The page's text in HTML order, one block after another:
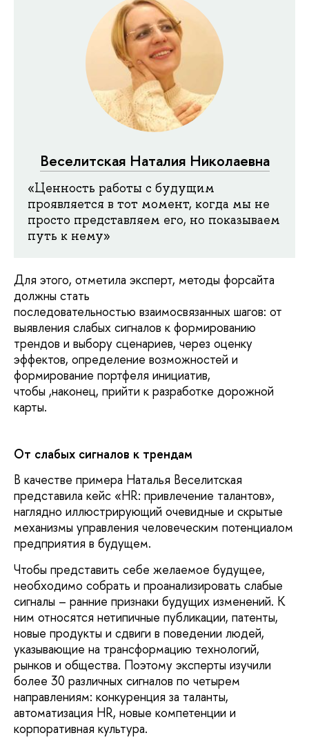
Веселитская Наталия Николаевна
«Ценность работы с будущим
проявляется в тот момент, когда мы не
просто представляем его, но показываем
путь к нему»
Для этого, отметила эксперт, методы форсайта
должны стать
последовательностью взаимосвязанных шагов: от
выявления слабых сигналов к формированию
трендов и выбору сценариев, через оценку
эффектов, определение возможностей и
формирование портфеля инициатив,
чтобы ,наконец, прийти к разработке дорожной
карты.
От слабых сигналов к трендам
В качестве примера Наталья Веселитская
представила кейс «HR: привлечение талантов»,
наглядно иллюстрирующий очевидные и скрытые
механизмы управления человеческим потенциалом
предприятия в будущем.
Чтобы представить себе желаемое будущее,
необходимо собрать и проанализировать слабые
сигналы – ранние признаки будущих изменений. К
ним относятся нетипичные публикации, патенты,
новые продукты и сдвиги в поведении людей,
указывающие на трансформацию технологий,
рынков и общества. Поэтому эксперты изучили
более 30 различных сигналов по четырем
направлениям: конкуренция за таланты,
автоматизация HR, новые компетенции и
корпоративная культура.